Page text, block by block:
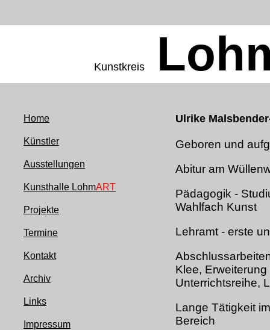
Kunstkreis
Home
Künstler
Ausstellungen
Kunsthalle LohmART
Projekte
Termine
Kontakt
Archiv
Links
Impressum
Ulrike
Geboren und
Abitur am
Pädagogik -
Wahlfach Kunst
Lehramt - erste
Klee,
Unterrichtsreihe,
Lange Tätigkeit
Bereich